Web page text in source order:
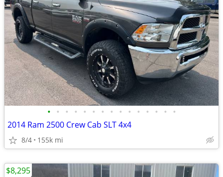
• • • • • • • • • • • • • • •
2014 Ram 2500 Crew Cab SLT 4x4
8/4 155k mi
$8,295